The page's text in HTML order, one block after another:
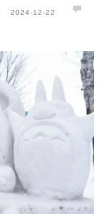
2024-12-22